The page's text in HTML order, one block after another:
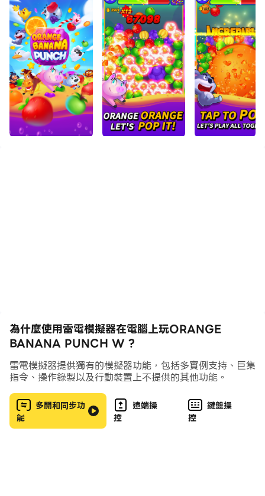
而文件互傳功能讓分享圖像、影片和文件也變得非常容易。
下載ORANGE BANANA PUNCH W並在PC上運行。享
受PC端的大螢幕和高畫質畫質吧!
". SPECTACULAR ACTION PUZZLE GAME
Real-Time Battles where you can meet players
from all over the world.
You will get a kick out of Characters with unique
ARENA.
. UNIQUE CHARACTERS
Unlock characters and enhance the character-
specific abilities.
Improve and develop your characters to increase
your chances to win battles.
為什麼使用雷電模擬器在電腦上玩ORANGE
BANANA PUNCH W ?
雷電模擬器提供獨有的模擬器功能，包括多實例支持、巨集
指令、操作錄製以及行動裝置上不提供的其他功能。
多開和同步功
能
遠端操
控
鍵盤操
控